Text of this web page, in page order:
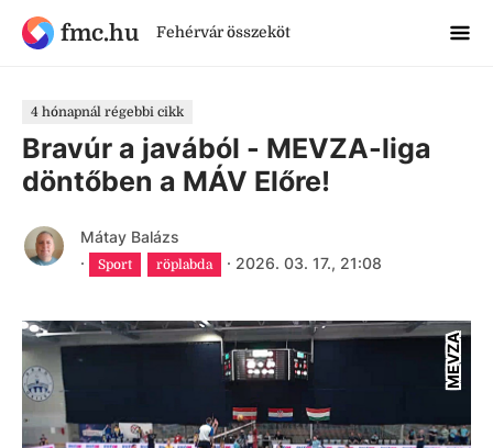
fmc.hu Fehérvár összeköt
4 hónapnál régebbi cikk
Bravúr a javából - MEVZA-liga
döntőben a MÁV Előre!
Mátay Balázs
·
Sport röplabda · 2026. 03. 17., 21:08
MEVZA